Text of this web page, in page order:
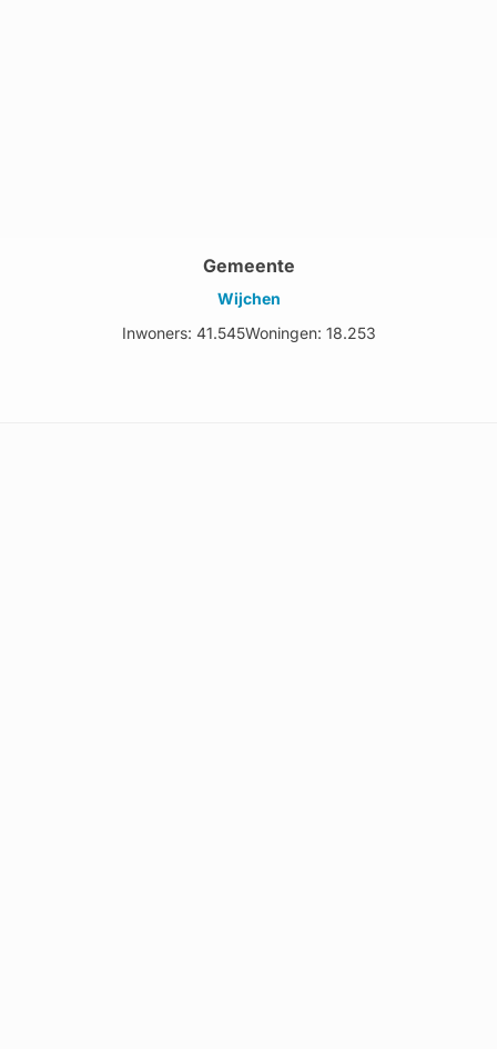
Gemeente
Wijchen
Inwoners: 41.545Woningen: 18.253